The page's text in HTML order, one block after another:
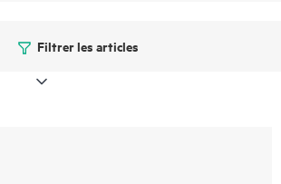
Filtrer les articles